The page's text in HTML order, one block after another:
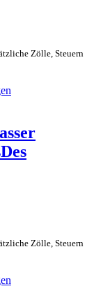
Zölle, Steuern
Zölle, Steuern